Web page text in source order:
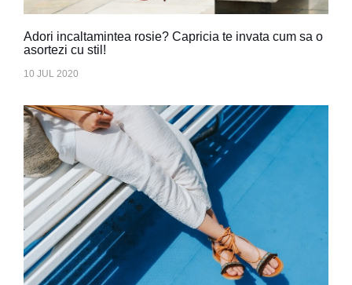
Adori incaltamintea rosie? Capricia te invata cum sa o
asortezi cu stil!
10 JUL 2020